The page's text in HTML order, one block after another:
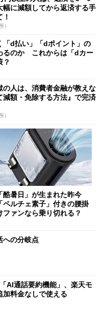
幅に減額してから返済する手
）
「d払い」「dポイント」の
るのか これからは「dカー
？
の人は、消費者金融が教えな
減額・免除する方法』で完済
）
「酷暑日」が生まれた昨今
「ペルチェ素子」付きの腰掛
ファンなら乗り切れる？
への分岐点
AI通話要約機能」、楽天モ
加料金なしで使える